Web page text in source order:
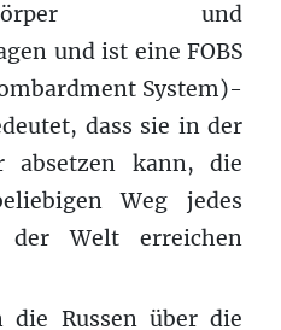
und
und ist eine FOBS
System)-
dass sie in der
absetzen kann, die
Weg jedes
Welt erreichen
die Russen über die